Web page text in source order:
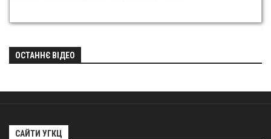
ОСТАННЄ ВІДЕО
САЙТИ УГКЦ